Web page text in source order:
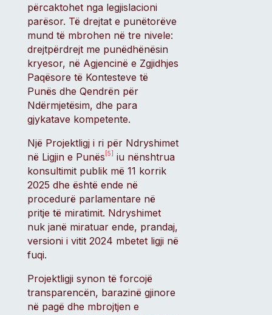
përcaktohet nga legjislacioni
parësor. Të drejtat e punëtorëve
mund të mbrohen në tre nivele:
drejtpërdrejt me punëdhënësin
kryesor, në Agjencinë e Zgjidhjes
Paqësore të Kontesteve të
Punës dhe Qendrën për
Ndërmjetësim, dhe para
gjykatave kompetente.
Një Projektligj i ri për Ndryshimet
në Ligjin e Punës [5] iu nënshtrua
konsultimit publik më 11 korrik
2025 dhe është ende në
procedurë parlamentare në
pritje të miratimit. Ndryshimet
nuk janë miratuar ende, prandaj,
versioni i vitit 2024 mbetet ligji në
fuqi.
Projektligji synon të forcojë
transparencën, barazinë gjinore
në pagë dhe mbrojtjen e